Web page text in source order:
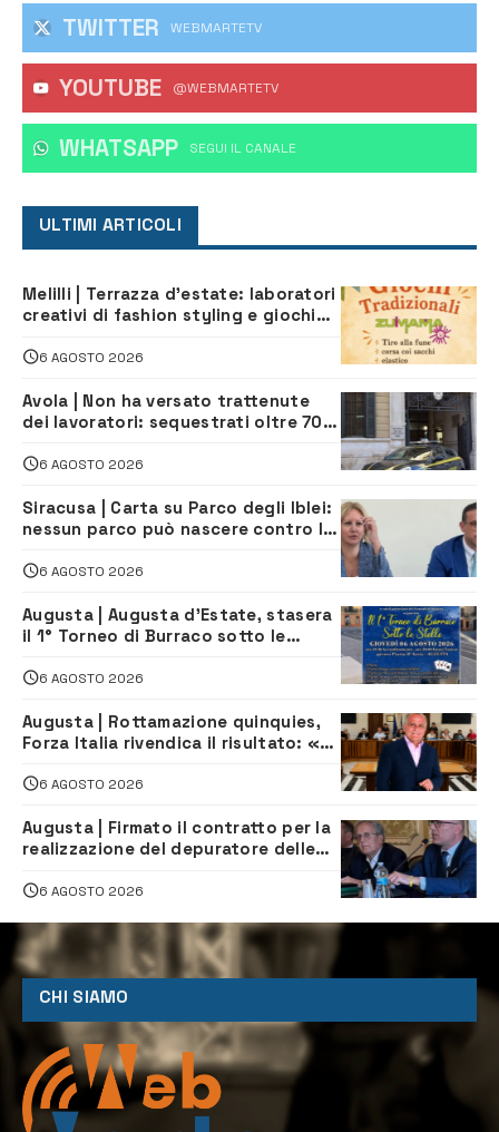
TWITTER WEBMARTETV
YOUTUBE @WEBMARTETV
WHATSAPP ‎SEGUI IL CANALE
ULTIMI ARTICOLI
Melilli | Terrazza d’estate: laboratori
creativi di fashion styling e giochi
iscriversi
6 AGOSTO 2026
Avola | Non ha versato trattenute
dei lavoratori: sequestrati oltre 700
climatizzazione
6 AGOSTO 2026
Siracusa | Carta su Parco degli Iblei:
nessun parco può nascere contro le
6 AGOSTO 2026
Augusta | Augusta d’Estate, stasera
il 1° Torneo di Burraco sotto le
6 AGOSTO 2026
Augusta | Rottamazione quinquies,
Forza Italia rivendica il risultato: «La
6 AGOSTO 2026
Augusta | Firmato il contratto per la
realizzazione del depuratore delle
6 AGOSTO 2026
CHI SIAMO